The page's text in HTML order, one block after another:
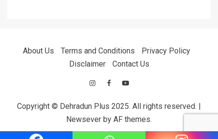
About Us Terms and Conditions
Privacy Policy
Disclaimer
Contact Us
Copyright © Dehradun Plus 2025. All rights reserved. |
Newsever by AF themes.